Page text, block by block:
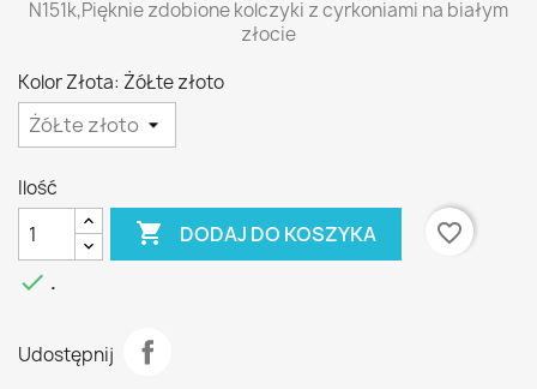
N151k,Pięknie zdobione kolczyki z cyrkoniami na białym
złocie
Kolor Złota: ŻóŁte złoto
Ilość
 DODAJ DO KOSZYKA
favorite_border
 .
Udostępnij